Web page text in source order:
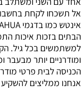
הבתים בזכות איכות
למשתמשים בכל גיל.
ומודרניים יותר
הכניסה לבית פרטי
אנחנו ממליצים